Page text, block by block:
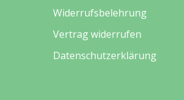
Widerrufsbelehrung
Vertrag widerrufen
Datenschutzerklärung